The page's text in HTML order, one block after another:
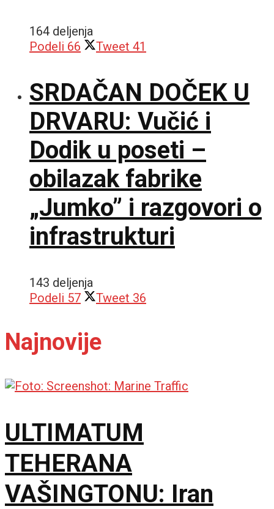
164 deljenja
Podeli 66 Tweet 41
SRDAČAN DOČEK U
DRVARU: Vučić i
Dodik u poseti –
obilazak fabrike
„Jumko” i razgovori o
infrastrukturi
143 deljenja
Podeli 57 Tweet 36
Najnovije
ULTIMATUM
TEHERANA
VAŠINGTONU: Iran